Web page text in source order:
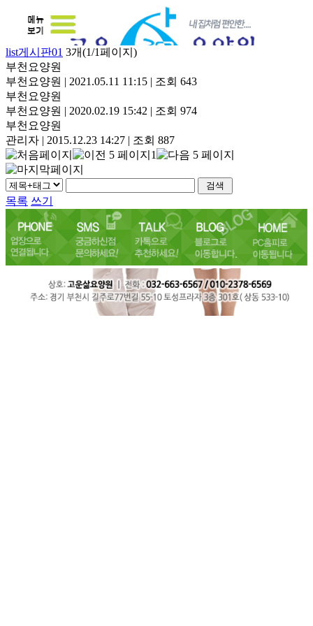
list게시판01 3개(1/1페이지)
부천요양원
부천요양원 | 2021.05.11 11:15 | 조회 643
부천요양원
부천요양원 | 2020.02.19 15:42 | 조회 974
부천요양원
관리자 | 2015.12.23 14:27 | 조회 887
1
목록 쓰기